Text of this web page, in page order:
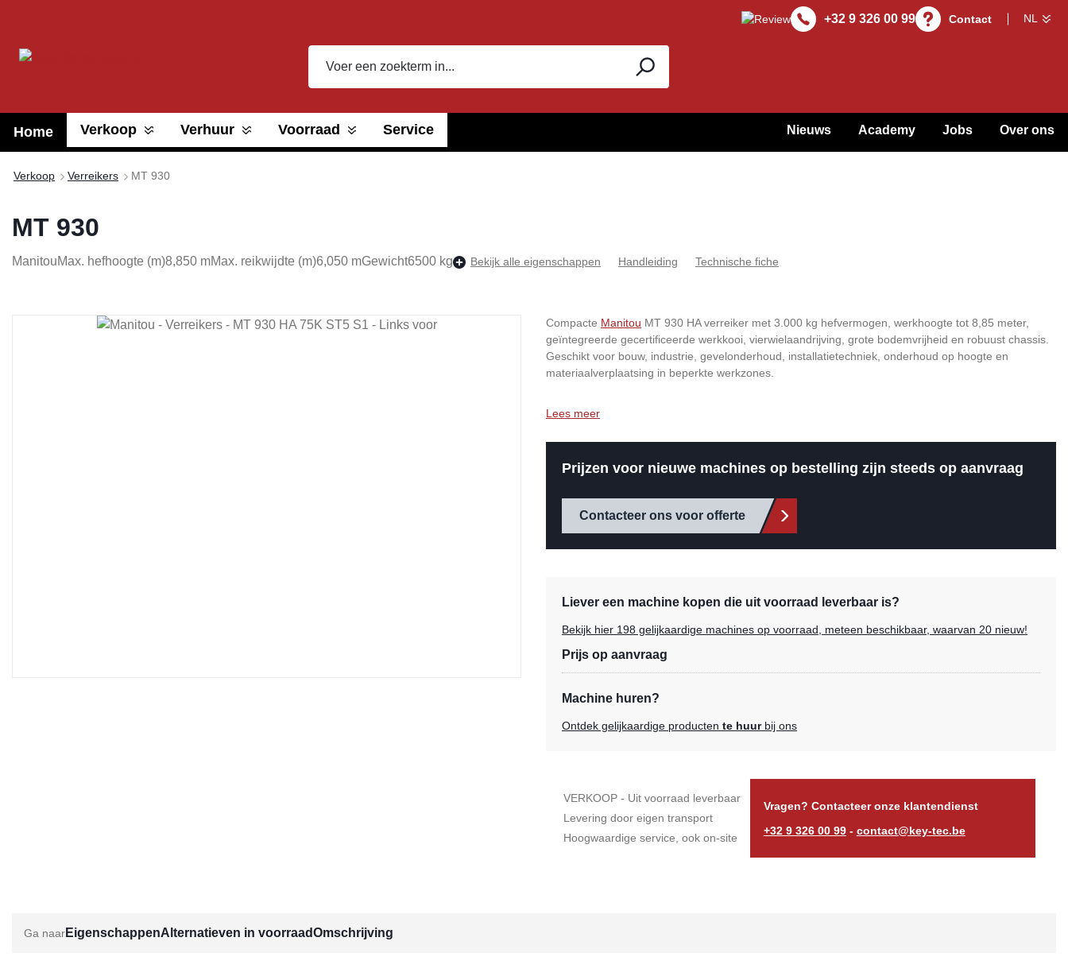
+32 9 326 00 99 Contact
Home Verkoop Verhuur Voorraad Service Nieuws Academy Jobs Over ons
Verkoop Verreikers MT 930
MT 930
ManitouMax. hefhoogte (m)8,850 mMax. reikwijdte (m)6,050 mGewicht6500 kg Bekijk alle eigenschappen Handleiding Technische fiche
Afbeeldingengalerij overslaan Compacte Manitou MT 930 HA verreiker met 3.000 kg hefvermogen, werkhoogte tot 8,85 meter,
geïntegreerde gecertificeerde werkkooi, vierwielaandrijving, grote bodemvrijheid en robuust chassis.
Geschikt voor bouw, industrie, gevelonderhoud, installatietechniek, onderhoud op hoogte en
materiaalverplaatsing in beperkte werkzones.
Lees meer
Prijzen voor nieuwe machines op bestelling zijn steeds op aanvraag
Contacteer ons voor offerte
Liever een machine kopen die uit voorraad leverbaar is?
Bekijk hier 198 gelijkaardige machines op voorraad, meteen beschikbaar, waarvan 20 nieuw!
Prijs op aanvraag
Machine huren?
Ontdek gelijkaardige producten te huurbij ons
VERKOOP - Uit voorraad leverbaar
Levering door eigen transport
Hoogwaardige service, ook on-site
Vragen? Contacteer onze klantendienst
+32 9 326 00 99- contact@key-tec.be
EigenschappenAlternatieven in voorraadOmschrijving